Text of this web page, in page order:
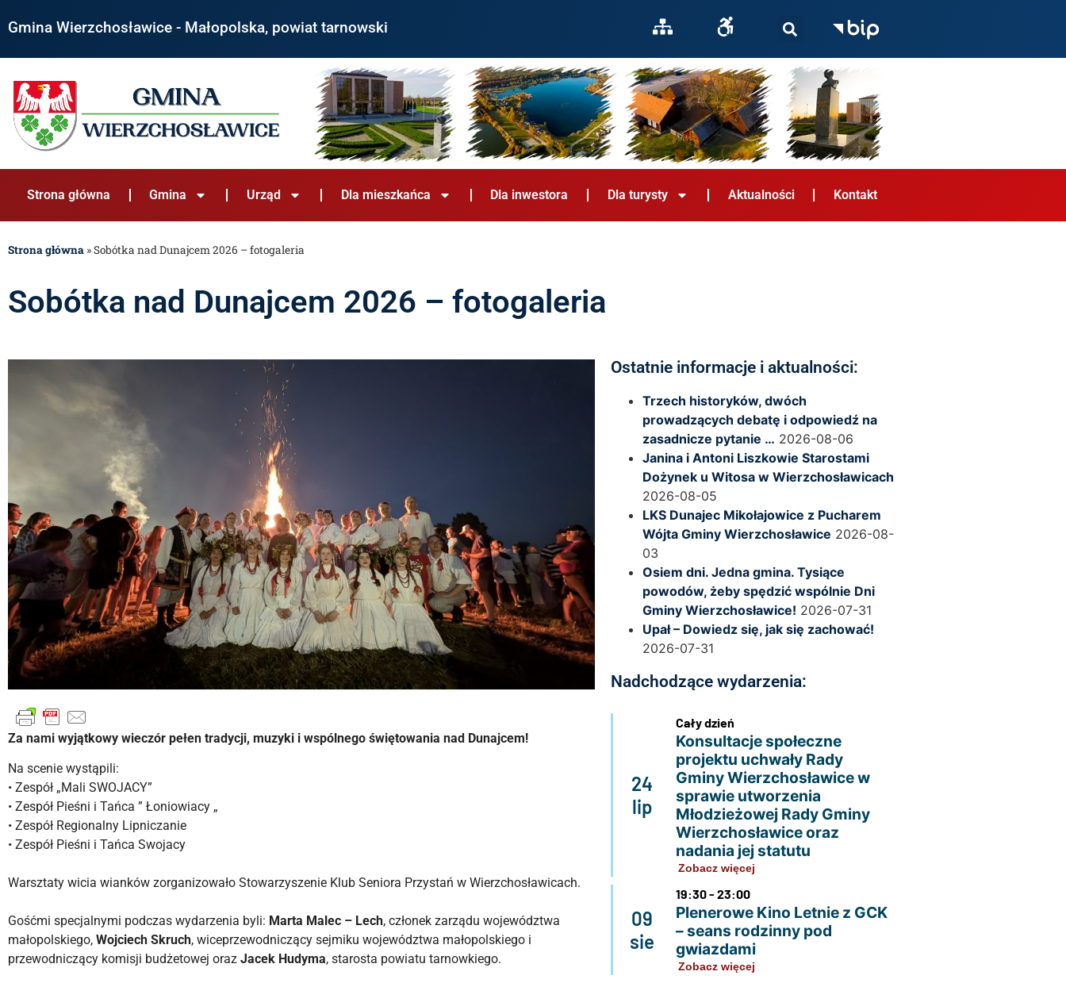
Gmina Wierzchosławice - Małopolska, powiat tarnowski
Strona główna Gmina Urząd Dla mieszkańca Dla inwestora Dla turysty Aktualności Kontakt
Strona główna »Sobótka nad Dunajcem 2026 – fotogaleria
Sobótka nad Dunajcem 2026 – fotogaleria
Za nami wyjątkowy wieczór pełen tradycji, muzyki i wspólnego świętowania nad Dunajcem!
Na scenie wystąpili:
• Zespół „Mali SWOJACY”
• Zespół Pieśni i Tańca ” Łoniowiacy „
• Zespół Regionalny Lipniczanie
• Zespół Pieśni i Tańca Swojacy
Warsztaty wicia wianków zorganizowało Stowarzyszenie Klub Seniora Przystań w Wierzchosławicach.
Gośćmi specjalnymi podczas wydarzenia byli: Marta Malec – Lech, członek zarządu województwa
małopolskiego, Wojciech Skruch, wiceprzewodniczący sejmiku województwa małopolskiego i
przewodniczący komisji budżetowej oraz Jacek Hudyma, starosta powiatu tarnowkiego.
Ostatnie informacje i aktualności:
Trzech historyków, dwóch
prowadzących debatę i odpowiedź na
zasadnicze pytanie … 2026-08-06
Janina i Antoni Liszkowie Starostami
Dożynek u Witosa w Wierzchosławicach
2026-08-05
LKS Dunajec Mikołajowice z Pucharem
Wójta Gminy Wierzchosławice 2026-08-
03
Osiem dni. Jedna gmina. Tysiące
powodów, żeby spędzić wspólnie Dni
Gminy Wierzchosławice! 2026-07-31
Upał – Dowiedz się, jak się zachować!
2026-07-31
Nadchodzące wydarzenia:
24
lip
Cały dzień
Konsultacje społeczne
projektu uchwały Rady
Gminy Wierzchosławice w
sprawie utworzenia
Młodzieżowej Rady Gminy
Wierzchosławice oraz
nadania jej statutu
Zobacz więcej
09
sie
19:30 - 23:00
Plenerowe Kino Letnie z GCK
– seans rodzinny pod
gwiazdami
Zobacz więcej